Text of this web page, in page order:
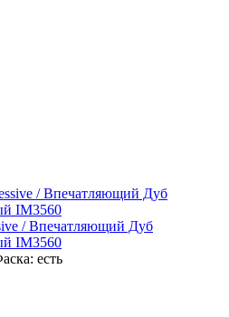
/ Впечатляющий Дуб
IM3560
есть